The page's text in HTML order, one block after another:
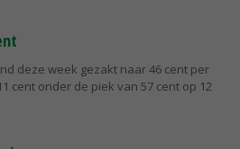
deze week gezakt naar 46 cent per
cent onder de piek van 57 cent op 12